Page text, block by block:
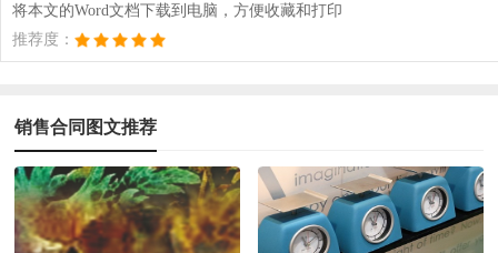
将本文的Word文档下载到电脑，方便收藏和打印
推荐度：
销售合同图文推荐